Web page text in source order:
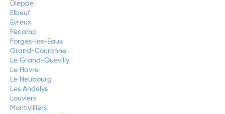
Dieppe
Elbeuf
Evreux
Fécamp
Forges-les-Eaux
Grand-Couronne
Le Grand-Quevilly
Le Havre
Le Neubourg
Les Andelys
Louviers
Montivilliers